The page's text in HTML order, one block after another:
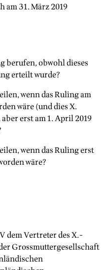
am 31. März 2019
berufen, obwohl dieses
erteilt wurde?
wenn das Ruling am
wäre (und dies X.
erst am 1. April 2019
wenn das Ruling erst
wäre?
dem Vertreter des X.-
Grossmuttergesellschaft